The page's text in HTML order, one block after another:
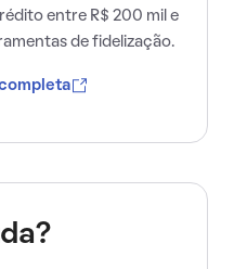
entre R$ 200 mil e
de fidelização.